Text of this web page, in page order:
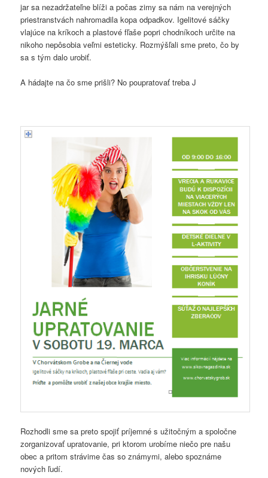
jar sa nezadržateľne blíži a počas zimy sa nám na verejných
priestranstvách nahromadila kopa odpadkov. Igelitové sáčky
vlajúce na kríkoch a plastové fľaše popri chodníkoch určite na
nikoho nepôsobia veľmi esteticky. Rozmýšľali sme preto, čo by
sa s tým dalo urobiť.
A hádajte na čo sme prišli? No poupratovať treba J
Rozhodli sme sa preto spojiť príjemné s užitočným a spoločne
zorganizovať upratovanie, pri ktorom urobíme niečo pre našu
obec a pritom strávime čas so známymi, alebo spoznáme
nových ľudí.